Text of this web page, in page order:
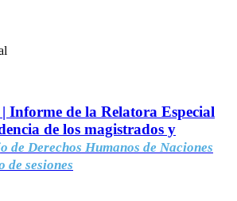
Informe de la Relatora Especial
de los magistrados y
de Derechos Humanos de Naciones
de sesiones